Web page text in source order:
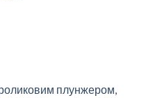
плунжером,